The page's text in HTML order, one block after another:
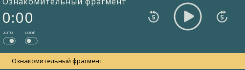
0:00
AUTO LOOP
Ознакомительный фрагмент